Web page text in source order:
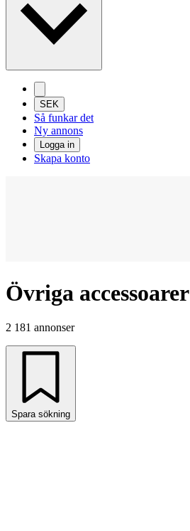
SEK
Så funkar det
Ny annons
Logga in
Skapa konto
Övriga accessoarer
2 181 annonser
Spara sökning